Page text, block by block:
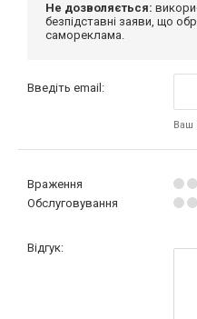
Не дозволяється:
безпідставні заяви, що
самореклама.
Введіть email:
Ваш
Враження
Обслуговування
Відгук: